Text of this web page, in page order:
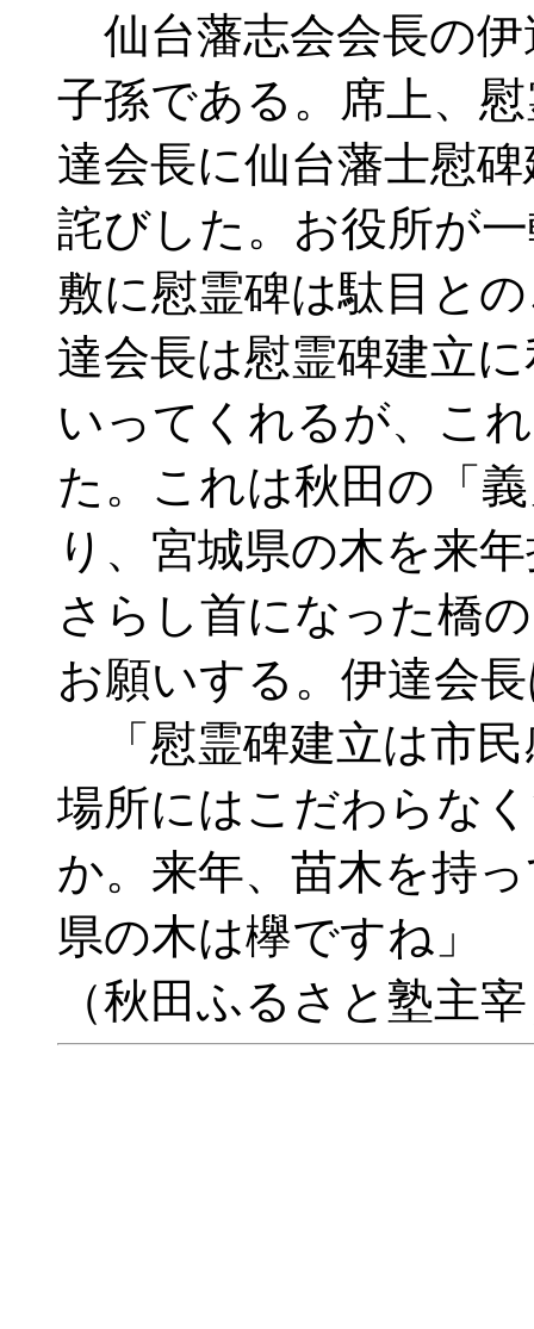
仙台藩志会会長の伊
子孫である。席上、
達会長に仙台藩士慰
詫びした。お役所が
敷に慰霊碑は駄目
達会長は慰霊碑建立
いってくれるが、こ
た。これは秋田の「
り、宮城県の木を来
さらし首になった橋
お願いする。伊達会
「慰霊碑建立は市
場所にはこだわらな
か。来年、苗木を持
県の木は欅ですね」
（秋田ふるさと塾主